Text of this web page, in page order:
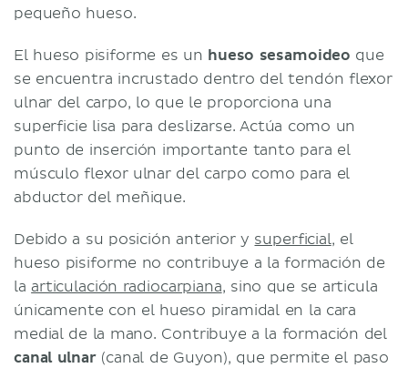
pequeño hueso.
El hueso pisiforme es un hueso sesamoideo que
se encuentra incrustado dentro del tendón flexor
ulnar del carpo, lo que le proporciona una
superficie lisa para deslizarse. Actúa como un
punto de inserción importante tanto para el
músculo flexor ulnar del carpo como para el
abductor del meñique.
Debido a su posición anterior y superficial, el
hueso pisiforme no contribuye a la formación de
la articulación radiocarpiana, sino que se articula
únicamente con el hueso piramidal en la cara
medial de la mano. Contribuye a la formación del
canal ulnar(canal de Guyon), que permite el paso